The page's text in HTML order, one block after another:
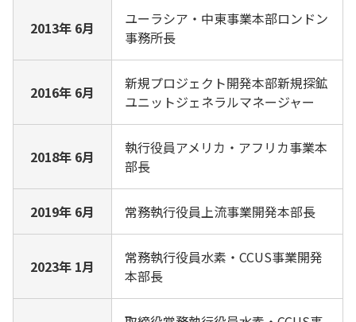
2013年 6月
ユーラシア・中東事業本部ロンドン
事務所長
2016年 6月
新規プロジェクト開発本部新規探鉱
ユニットジェネラルマネージャー
2018年 6月
執行役員アメリカ・アフリカ事業本
部長
2019年 6月 常務執行役員上流事業開発本部長
2023年 1月
常務執行役員水素・CCUS事業開発
本部長